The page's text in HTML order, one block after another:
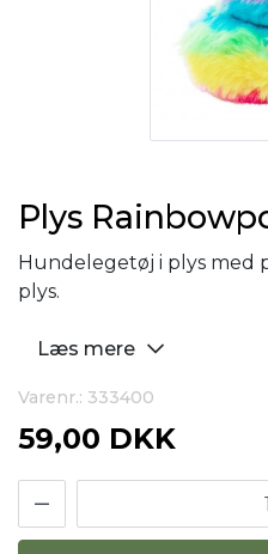
Plys
Hundelegetøj i plys med
plys.
Læs mere
Varenr.: 333400
59,00 DKK